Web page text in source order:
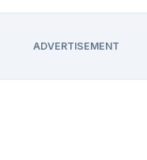
ADVERTISEMENT